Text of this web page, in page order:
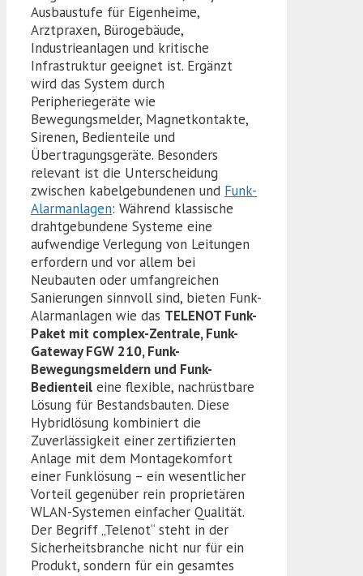
Ausbaustufe für Eigenheime,
Arztpraxen, Bürogebäude,
Industrieanlagen und kritische
Infrastruktur geeignet ist. Ergänzt
wird das System durch
Peripheriegeräte wie
Bewegungsmelder, Magnetkontakte,
Sirenen, Bedienteile und
Übertragungsgeräte. Besonders
relevant ist die Unterscheidung
zwischen kabelgebundenen und Funk-
Alarmanlagen: Während klassische
drahtgebundene Systeme eine
aufwendige Verlegung von Leitungen
erfordern und vor allem bei
Neubauten oder umfangreichen
Sanierungen sinnvoll sind, bieten Funk-
Alarmanlagen wie das TELENOT Funk-
Paket mit complex-Zentrale, Funk-
Gateway FGW 210, Funk-
Bewegungsmeldern und Funk-
Bedienteil eine flexible, nachrüstbare
Lösung für Bestandsbauten. Diese
Hybridlösung kombiniert die
Zuverlässigkeit einer zertifizierten
Anlage mit dem Montagekomfort
einer Funklösung – ein wesentlicher
Vorteil gegenüber rein proprietären
WLAN-Systemen einfacher Qualität.
Der Begriff „Telenot“ steht in der
Sicherheitsbranche nicht nur für ein
Produkt, sondern für ein gesamtes